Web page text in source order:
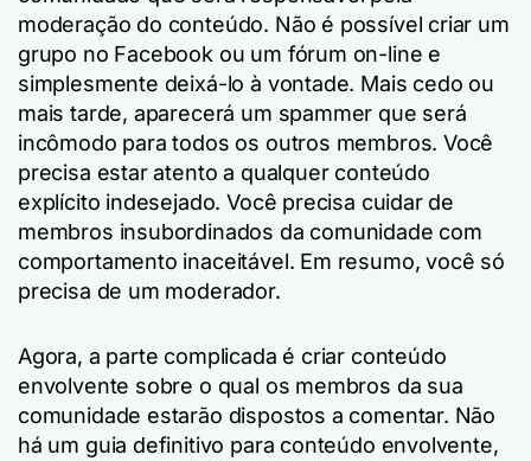
moderação do conteúdo. Não é possível criar um
grupo no Facebook ou um fórum on-line e
simplesmente deixá-lo à vontade. Mais cedo ou
mais tarde, aparecerá um spammer que será
incômodo para todos os outros membros. Você
precisa estar atento a qualquer conteúdo
explícito indesejado. Você precisa cuidar de
membros insubordinados da comunidade com
comportamento inaceitável. Em resumo, você só
precisa de um moderador.
Agora, a parte complicada é criar conteúdo
envolvente sobre o qual os membros da sua
comunidade estarão dispostos a comentar. Não
há um guia definitivo para conteúdo envolvente,